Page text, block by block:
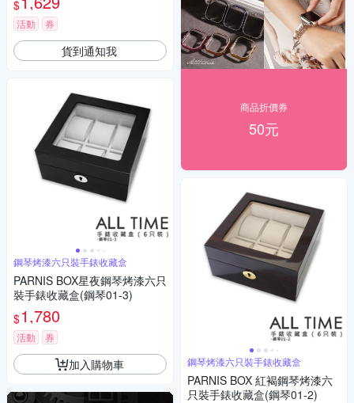
$
活動 券
貨到通知我
鋼琴烤漆六只裝手錶收藏盒
PARNIS BOX星夜鋼琴烤漆六只
裝手錶收藏盒(鋼琴01-3)
$1,780
活動 券
加入購物車
商品折價券
50元
鋼琴烤漆六只裝手錶收藏盒
PARNIS BOX 紅褐鋼琴烤漆六
只裝手錶收藏盒(鋼琴01-2)